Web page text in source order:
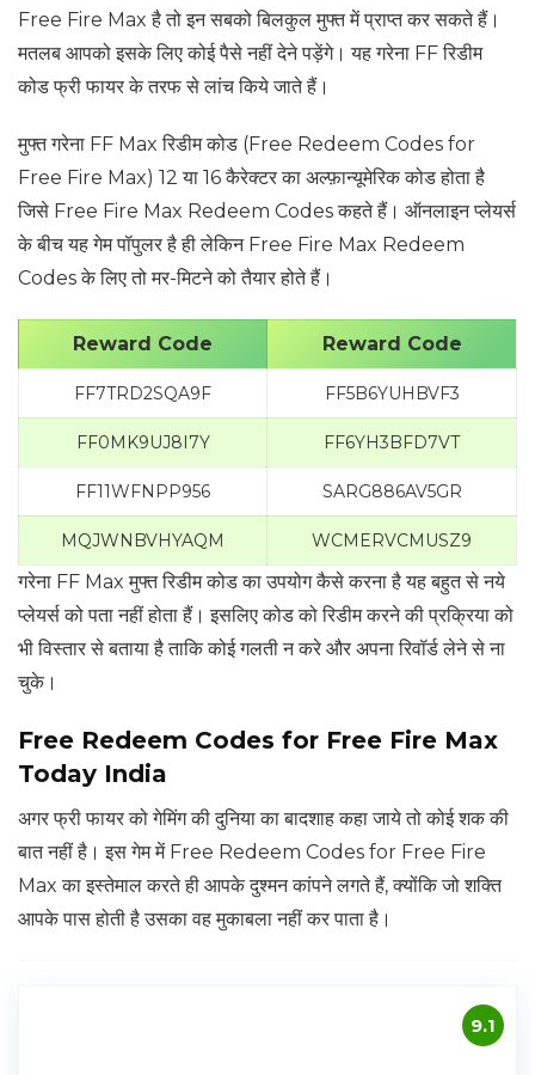
Free Fire Max है तो इन सबको बिलकुल मुफ्त में प्राप्त कर सकते हैं।
मतलब आपको इसके लिए कोई पैसे नहीं देने पड़ेंगे। यह गरेना FF रिडीम
कोड फ्री फायर के तरफ से लांच किये जाते हैं।
मुफ्त गरेना FF Max रिडीम कोड (Free Redeem Codes for
Free Fire Max) 12 या 16 कैरेक्टर का अल्फ़ान्यूमेरिक कोड होता है
जिसे Free Fire Max Redeem Codes कहते हैं। ऑनलाइन प्लेयर्स
के बीच यह गेम पॉपुलर है ही लेकिन Free Fire Max Redeem
Codes के लिए तो मर-मिटने को तैयार होते हैं।
Reward Code Reward Code
FF7TRD2SQA9F FF5B6YUHBVF3
FF0MK9UJ8I7Y FF6YH3BFD7VT
FF11WFNPP956 SARG886AV5GR
MQJWNBVHYAQM WCMERVCMUSZ9
गरेना FF Max मुफ्त रिडीम कोड का उपयोग कैसे करना है यह बहुत से नये
प्लेयर्स को पता नहीं होता हैं। इसलिए कोड को रिडीम करने की प्रक्रिया को
भी विस्तार से बताया है ताकि कोई गलती न करे और अपना रिवॉर्ड लेने से ना
चुके।
Free Redeem Codes for Free Fire Max
Today India
अगर फ्री फायर को गेमिंग की दुनिया का बादशाह कहा जाये तो कोई शक की
बात नहीं है। इस गेम में Free Redeem Codes for Free Fire
Max का इस्तेमाल करते ही आपके दुश्मन कांपने लगते हैं, क्योंकि जो शक्ति
आपके पास होती है उसका वह मुकाबला नहीं कर पाता है।
9.1